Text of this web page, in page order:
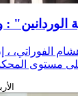
الوردانين" :
الفوراتي،
الأربعاء، 27